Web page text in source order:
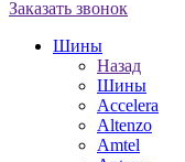
Заказать звонок
Шины
Назад
Шины
Accelera
Altenzo
Amtel